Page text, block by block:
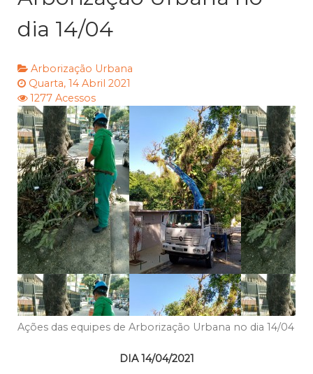
dia 14/04
Arborização Urbana
Quarta, 14 Abril 2021
1277 Acessos
Ações das equipes de Arborização Urbana no dia 14/04
DIA 14/04/2021